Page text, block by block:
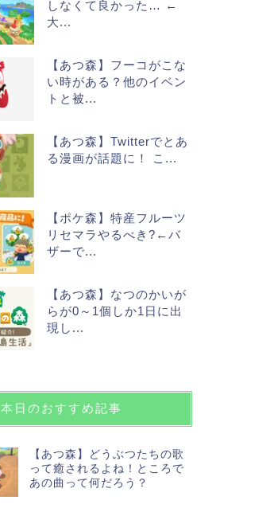
しなくて良かった… ←
大...
【あつ森】フーコがこな
い時がある？他のイベン
トと被...
【あつ森】Twitterでとあ
る漫画が話題に！ こ...
【ポケ森】特産フルーツ
リセマラやるべき?←バ
ザーで...
【あつ森】なつのかいが
らが0～1個しか1日に出
現し...
本日のおすすめ記事
【あつ森】どうぶつたちの歌
って癒されるよね！ところで
あの曲って何だろう？